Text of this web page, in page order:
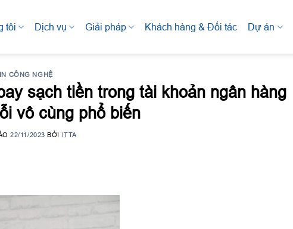
tôi Dịch vụ Giải pháp Khách hàng & Đối tác Dự án
CÔNG NGHỆ
sạch tiền trong tài khoản ngân hàng
vô cùng phổ biến
22/11/2023 BỞI ITTA